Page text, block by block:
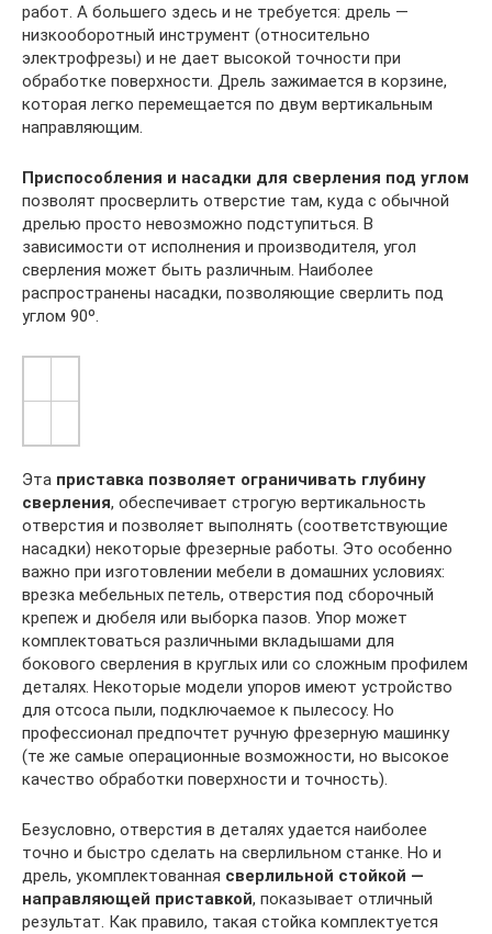
работ. А большего здесь и не требуется: дрель —
низкооборотный инструмент (относительно
электрофрезы) и не дает высокой точности при
обработке поверхности. Дрель зажимается в корзине,
которая легко перемещается по двум вертикальным
направляющим.
Приспособления и насадки для сверления под углом
позволят просверлить отверстие там, куда с обычной
дрелью просто невозможно подступиться. В
зависимости от исполнения и производителя, угол
сверления может быть различным. Наиболее
распространены насадки, позволяющие сверлить под
углом 90º.
Эта приставка позволяет ограничивать глубину
сверления, обеспечивает строгую вертикальность
отверстия и позволяет выполнять (соответствующие
насадки) некоторые фрезерные работы. Это особенно
важно при изготовлении мебели в домашних условиях:
врезка мебельных петель, отверстия под сборочный
крепеж и дюбеля или выборка пазов. Упор может
комплектоваться различными вкладышами для
бокового сверления в круглых или со сложным профилем
деталях. Некоторые модели упоров имеют устройство
для отсоса пыли, подключаемое к пылесосу. Но
профессионал предпочтет ручную фрезерную машинку
(те же самые операционные возможности, но высокое
качество обработки поверхности и точность).
Безусловно, отверстия в деталях удается наиболее
точно и быстро сделать на сверлильном станке. Но и
дрель, укомплектованная сверлильной стойкой —
направляющей приставкой, показывает отличный
результат. Как правило, такая стойка комплектуется